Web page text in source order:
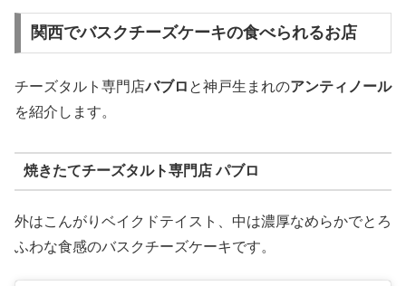
関西でバスクチーズケーキの食べられるお店
チーズタルト専門店バブロ と神戸生まれのアンティノール
を紹介します。
焼きたてチーズタルト専門店 パブロ
外はこんがりベイクドテイスト、中は濃厚なめらかでとろ
ふわな食感のバスクチーズケーキです。